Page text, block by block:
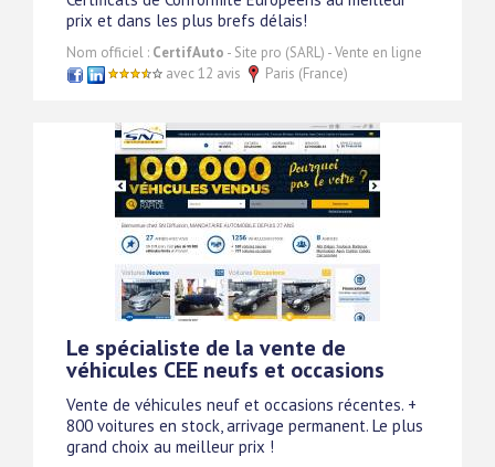
prix et dans les plus brefs délais!
Nom officiel : CertifAuto - Site pro (SARL) - Vente en ligne
avec 12 avis
Paris (France)
Le spécialiste de la vente de
véhicules CEE neufs et occasions
Vente de véhicules neuf et occasions récentes. +
800 voitures en stock, arrivage permanent. Le plus
grand choix au meilleur prix !